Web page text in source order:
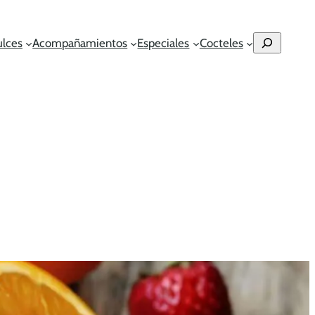
Acompañamientos Especiales Cocteles Buscar